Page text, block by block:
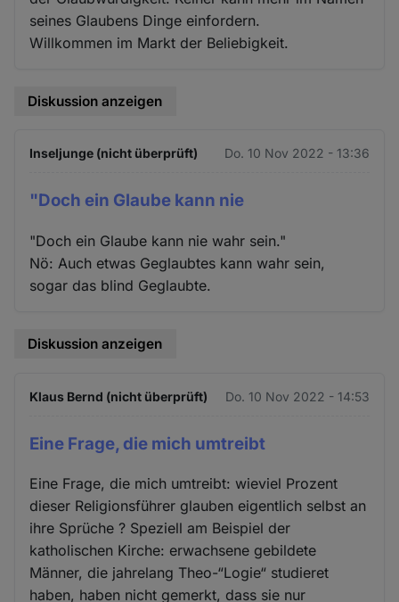
seines Glaubens Dinge einfordern.
Willkommen im Markt der Beliebigkeit.
Diskussion anzeigen
Inseljunge (nicht überprüft) Do. 10 Nov 2022 - 13:36
"Doch ein Glaube kann nie
"Doch ein Glaube kann nie wahr sein."
Nö: Auch etwas Geglaubtes kann wahr sein,
sogar das blind Geglaubte.
Diskussion anzeigen
Klaus Bernd (nicht überprüft) Do. 10 Nov 2022 - 14:53
Eine Frage, die mich umtreibt
Eine Frage, die mich umtreibt: wieviel Prozent
dieser Religionsführer glauben eigentlich selbst an
ihre Sprüche ? Speziell am Beispiel der
katholischen Kirche: erwachsene gebildete
Männer, die jahrelang Theo-“Logie“ studieret
haben, haben nicht gemerkt, dass sie nur